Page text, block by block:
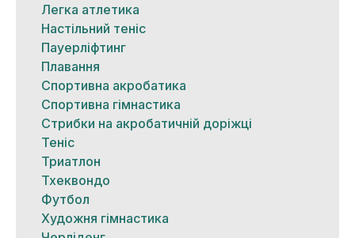
Легка атлетика
Настільний теніс
Пауерліфтинг
Плавання
Спортивна акробатика
Спортивна гімнастика
Стрибки на акробатичній доріжці
Теніс
Триатлон
Тхеквондо
Футбол
Художня гімнастика